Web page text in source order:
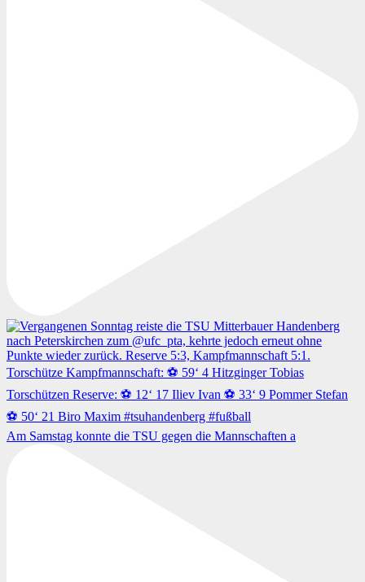
Am Samstag konnte die TSU gegen die Mannschaften a